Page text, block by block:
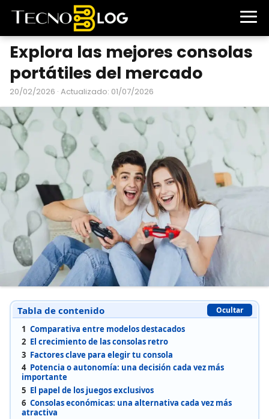
Explora las mejores consolas
portátiles del mercado
20/02/2026 · Actualizado: 01/07/2026
Tabla de contenido Ocultar
1 Comparativa entre modelos destacados
2 El crecimiento de las consolas retro
3 Factores clave para elegir tu consola
4 Potencia o autonomía: una decisión cada vez más
importante
5 El papel de los juegos exclusivos
6 Consolas económicas: una alternativa cada vez más
atractiva